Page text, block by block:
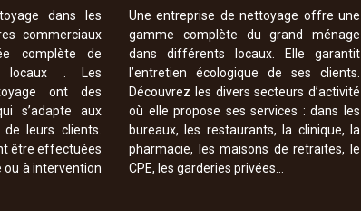
dans les
commerciaux
complète de
locaux . Les
ont des
s’adapte aux
leurs clients.
être effectuées
ou à intervention
Une entreprise de nettoyage offre une
gamme complète du grand ménage
dans différents locaux. Elle garantit
l’entretien écologique de ses clients.
Découvrez les divers secteurs d’activité
où elle propose ses services : dans les
bureaux, les restaurants, la clinique, la
pharmacie, les maisons de retraites, le
CPE, les garderies privées…